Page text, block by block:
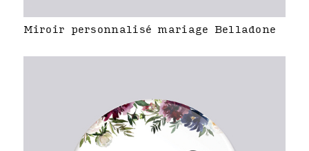
Miroir personnalisé mariage Belladone